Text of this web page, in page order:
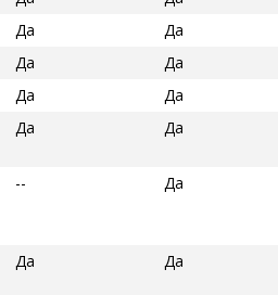
Да
Да
Да
Да
Да
Да
Да Да
-- Да
Да Да